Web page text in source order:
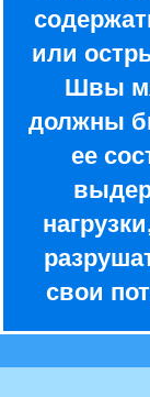
или
Швы
должны
ее
свои